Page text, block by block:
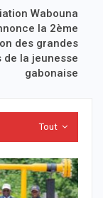
Wabouna
la 2ème
des grandes
de la jeunesse
gabonaise
Tout